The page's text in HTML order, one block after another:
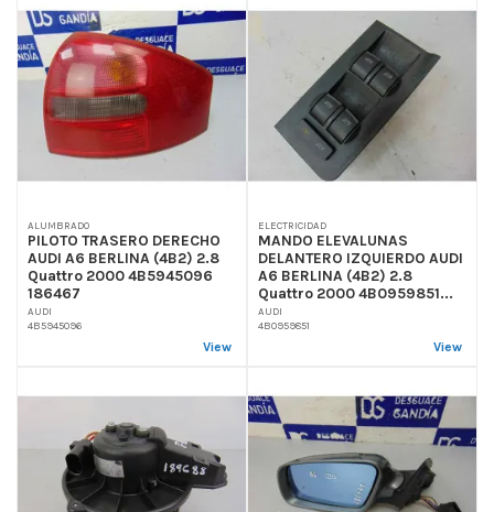
ALUMBRADO
PILOTO TRASERO DERECHO
AUDI A6 BERLINA (4B2) 2.8
Quattro 2000 4B5945096
186467
AUDI
4B5945096
View
ELECTRICIDAD
MANDO ELEVALUNAS
DELANTERO IZQUIERDO AUDI
A6 BERLINA (4B2) 2.8
Quattro 2000 4B0959851...
AUDI
4B0959851
View